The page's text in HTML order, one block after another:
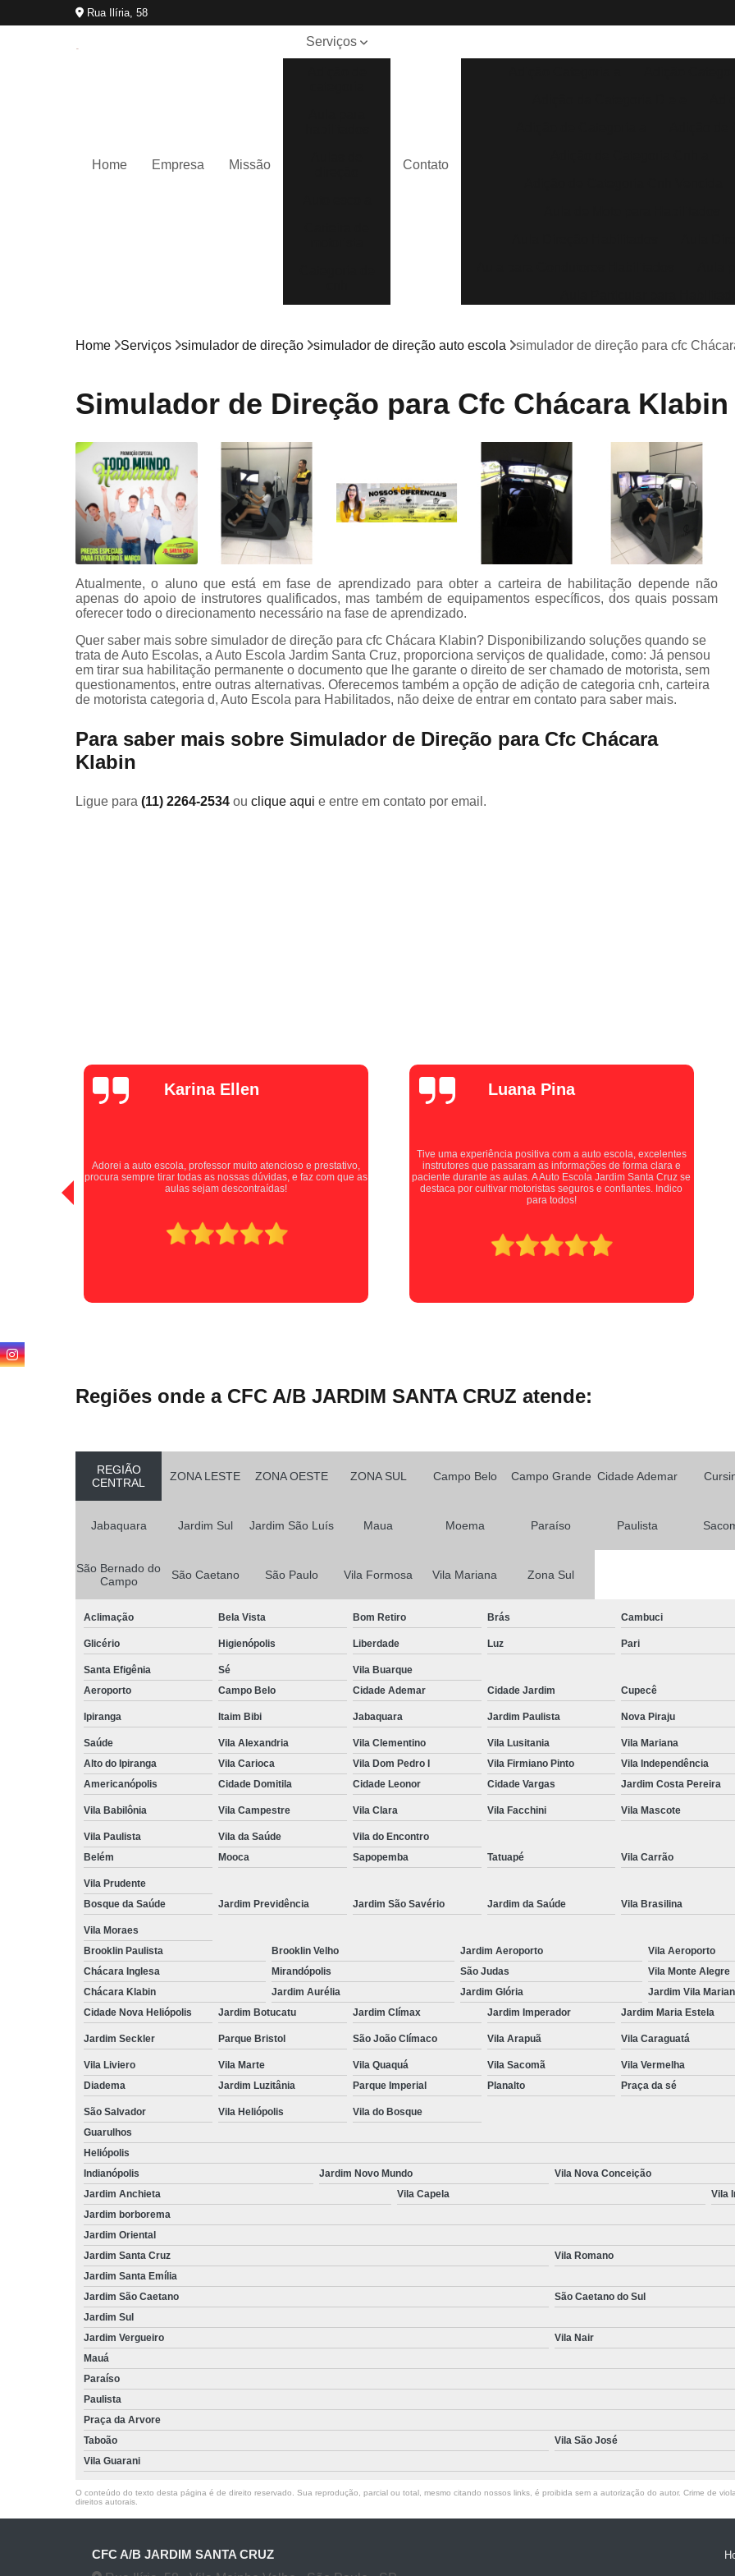
Rua Ilíria, 58
Home Empresa Missão
Serviços
especializados
de transporte
Primeira
habilitação
Primeiras
cnh
Renovação
Simulador de
direção
Contato
Aula de Direção Auto Escola
Aula de
Aula de Direção Defensiva
Aula de Direção para Iniciantes
Auto Escola para Aprender Dirigir
Auto
Auto Escola para Estrangeiros
Auto Escola para Habilitados
Auto
Auto Escola para Reciclagem
Carteira de Motorista B
Carteira de Motorista de
Carteira de Motorista
Aula de
Curso de
Curso de Transporte de Passageiros
Curso Mopp e Carga Indivisível
Curso Online Transporte de Passageiros
Mudar a Categoria da
Primeira Habilitação para Moto
1ª
Primeira Aula de Habilitação
Primeira Habilitação Aulas
Curso de Reciclagem Cnh
Curso para Reciclagem de
Curso Reciclagem Cnh Suspensa
Reciclagem de Cnh
Reciclagem
Renovação Cnh a
Renovação Cnh
Renovação da Cnh Vencida
Auto Escola Simulador de Carro
Simulador de Carro na Auto Escola
Simulador de Direção Cfc
Simulador de
Home Serviços simulador de direção simulador de direção auto escola simulador de direção para cfc
Simulador de Direção para Cfc Chácara Klabin
Atualmente, o aluno que está em fase de aprendizado para obter a carteira de habilitação depende não
apenas do apoio de instrutores qualificados, mas também de equipamentos específicos, dos quais possam
oferecer todo o direcionamento necessário na fase de aprendizado.
Quer saber mais sobre simulador de direção para cfc Chácara Klabin? Disponibilizando soluções quando se
trata de Auto Escolas, a Auto Escola Jardim Santa Cruz, proporciona serviços de qualidade, como: Já pensou
em tirar sua habilitação permanente o documento que lhe garante o direito de ser chamado de motorista, sem
questionamentos, entre outras alternativas. Oferecemos também a opção de adição de categoria cnh, carteira
de motorista categoria d, Auto Escola para Habilitados, não deixe de entrar em contato para saber mais.
Para saber mais sobre Simulador de Direção para Cfc Chácara
Klabin
Ligue para (11) 2264-2534 ou clique aqui e entre em contato por email.
Luana Pina
instrutores que passaram as informações de forma clara e
paciente durante as aulas. A Auto Escola Jardim Santa Cruz se
destaca por cultivar motoristas seguros e confiantes. Indico
alexZ7000
Auto escola muito boa, fiz minhas aulas práticas com a
Professora Kellen, e ela é uma pessoa maravilhosa, me instruía
com extrema paciência e cobrava quando necessário,
recomendo muito para quem está procurando tirar sua carta!
Regiões onde a CFC A/B JARDIM SANTA CRUZ atende:
REGIÃO
CENTRAL
ZONA LESTE ZONA OESTE ZONA SUL Campo Belo Campo Grande Cidade Ademar
Jabaquara Jardim Sul Jardim São Luís Maua Moema Paraíso Paulista
São Bernado do
Campo
São Caetano São Paulo Vila Formosa Vila Mariana Zona Sul
Aclimação Bela Vista Bom Retiro Brás Cambuci
Glicério Higienópolis Liberdade Luz Pari
Santa Efigênia Sé
Vila Buarque
Aeroporto
Campo Belo Cidade Ademar Cidade Jardim Cupecê
Ipiranga Itaim Bibi Jabaquara Jardim Paulista Nova Piraju
Saúde Vila Alexandria Vila Clementino Vila Lusitania Vila Mariana
Alto do Ipiranga
Vila Carioca Vila Dom Pedro I Vila Firmiano Pinto Vila Independência
Americanópolis
Cidade Domitila Cidade Leonor Cidade Vargas Jardim Costa Pereira
Vila Babilônia Vila Campestre Vila Clara Vila Facchini Vila Mascote
Vila Paulista Vila da Saúde
Vila do Encontro
Belém
Mooca Sapopemba Tatuapé Vila Carrão
Vila Prudente
Bosque da Saúde
Jardim Previdência Jardim São Savério Jardim da Saúde Vila Brasilina
Vila Moraes
Brooklin Paulista
Brooklin Velho Jardim Aeroporto Vila Aeroporto
Chácara Inglesa
Mirandópolis São Judas Vila Monte Alegre
Chácara Klabin
Jardim Aurélia Jardim Glória Jardim Vila
Cidade Nova Heliópolis
Jardim Botucatu Jardim Clímax Jardim Imperador Jardim Maria Estela
Jardim Seckler Parque Bristol São João Clímaco Vila Arapuã Vila Caraguatá
Vila Liviero Vila Marte Vila Quaquá Vila Sacomã Vila Vermelha
Diadema
Jardim Luzitânia Parque Imperial Planalto Praça da sé
São Salvador Vila Heliópolis
Vila do Bosque
Guarulhos
Heliópolis
Indianópolis
Jardim Novo Mundo Vila Nova Conceição
Jardim Anchieta
Vila Capela
Vila
Jardim borborema
Jardim Oriental
Jardim Santa Cruz
Vila Romano
Jardim Santa Emília
Jardim São Caetano
São Caetano do Sul
Jardim Sul
Jardim Vergueiro
Vila Nair
Mauá
Paraíso
Paulista
Praça da Arvore
Taboão
Vila São José
Vila Guarani
O conteúdo do texto desta página é de direito reservado. Sua reprodução, parcial ou total, mesmo citando nossos links, é proibida sem a autorização do autor. Crime de
direitos autorais
CFC A/B JARDIM SANTA CRUZ